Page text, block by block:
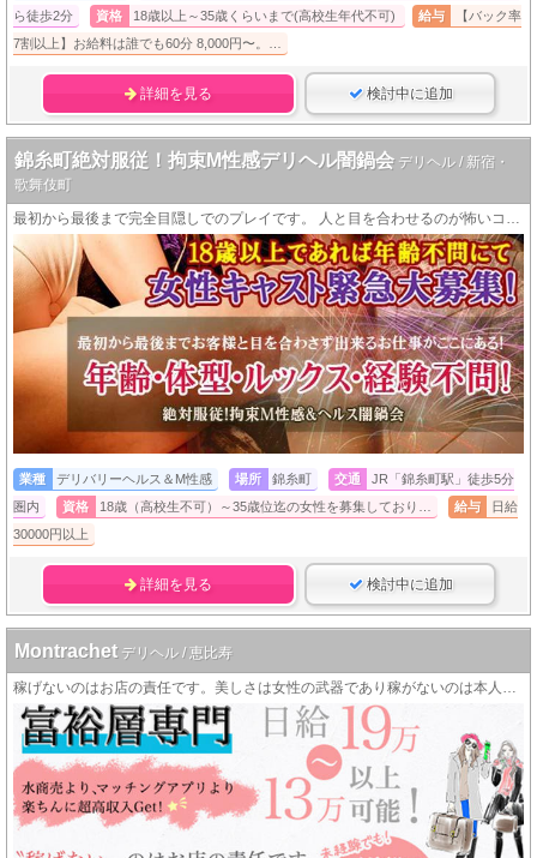
ら徒歩2分
資格 18歳以上～35歳くらいまで(高校生年代不可) 給与
【バック率
7割以上】お給料は誰でも60分 8,000円〜。…
詳細を見る 検討中に追加
錦糸町絶対服従！拘束M性感デリヘル闇鍋会 デリヘル / 新宿・
歌舞伎町
最初から最後まで完全目隠しでのプレイです。 人と目を合わせるのが怖いコミュ障の女の子も働いてます。
業種 デリバリーヘルス＆M性感 場所 錦糸町 交通
JR「錦糸町駅」徒歩5分
圏内
資格 18歳（高校生不可）～35歳位迄の女性を募集しており… 給与
日給
30000円以上
詳細を見る 検討中に追加
Montrachet デリヘル / 恵比寿
稼げないのはお店の責任です。美しさは女性の武器であり稼がないのは本人の責任です。 当店のコンセプトを理解し共感してもらえる女性を歓迎します。